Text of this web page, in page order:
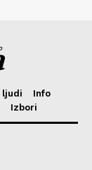
ljudi
Info
Izbori